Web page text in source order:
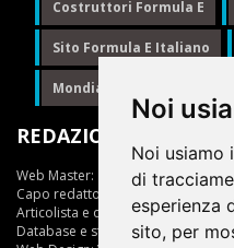
Noi
Noi usiamo
di
esperienza
sito, per
Costruttori Formula E
Sito Formula E Italiano
Mondiale Formula E
REDAZIONE
Web Master:
Ing.Daniele
Capo redattore:
Articolista e opinionista:
Database e statistiche:Marcella